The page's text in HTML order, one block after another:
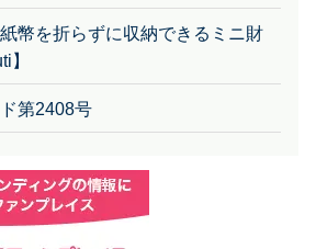
幣を折らずに収納できるミニ財
】
第2408号